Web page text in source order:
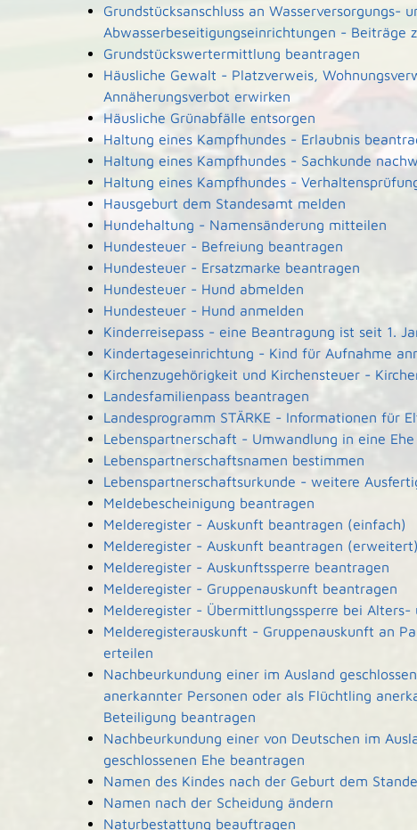
Grundstücksanschluss an Wasserversorgungs-
Abwasserbeseitigungseinrichtungen - Beiträge
Grundstückswertermittlung beantragen
Häusliche Gewalt - Platzverweis,
Annäherungsverbot erwirken
Häusliche Grünabfälle entsorgen
Haltung eines Kampfhundes - Erlaubnis
Haltung eines Kampfhundes - Sachkunde
Haltung eines Kampfhundes -
Hausgeburt dem Standesamt melden
Hundehaltung - Namensänderung mitteilen
Hundesteuer - Befreiung beantragen
Hundesteuer - Ersatzmarke beantragen
Hundesteuer - Hund abmelden
Hundesteuer - Hund anmelden
Kinderreisepass - eine Beantragung ist seit 1.
Kindertageseinrichtung - Kind für Aufnahme
Kirchenzugehörigkeit und Kirchensteuer -
Landesfamilienpass beantragen
Landesprogramm STÄRKE - Informationen für
Lebenspartnerschaft - Umwandlung in eine
Lebenspartnerschaftsnamen bestimmen
Lebenspartnerschaftsurkunde - weitere
Meldebescheinigung beantragen
Melderegister - Auskunft beantragen (einfach)
Melderegister - Auskunft beantragen (erweitert)
Melderegister - Auskunftssperre beantragen
Melderegister - Gruppenauskunft beantragen
Melderegister - Übermittlungssperre bei Alters-
Melderegisterauskunft - Gruppenauskunft an
erteilen
Nachbeurkundung einer im Ausland
anerkannter Personen oder als Flüchtling
Beteiligung beantragen
Nachbeurkundung einer von Deutschen im
geschlossenen Ehe beantragen
Namen des Kindes nach der Geburt dem
Namen nach der Scheidung ändern
Naturbestattung beauftragen